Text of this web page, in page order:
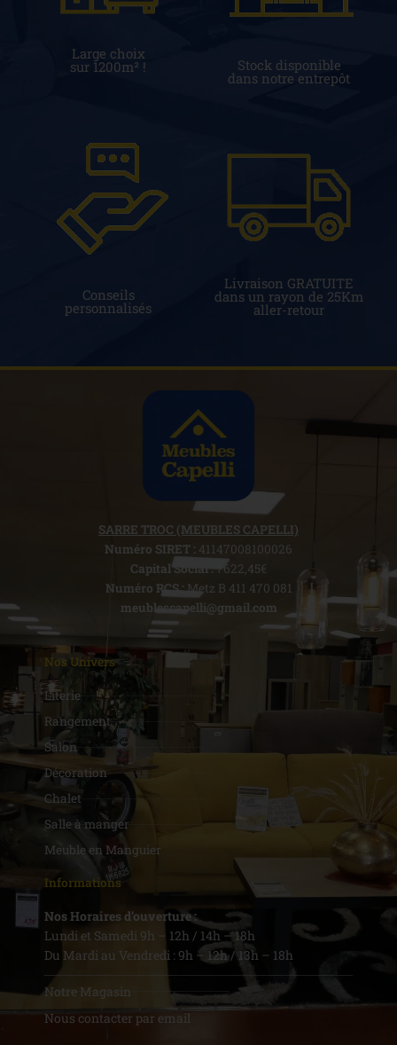
Large choix
sur 1200m² ! Stock disponible
dans notre entrepôt
Conseils
personnalisés
Livraison GRATUITE
dans un rayon de 25Km
aller-retour
SARRE TROC (MEUBLES CAPELLI)
Numéro SIRET : 41147008100026
Capital Social :7622,45€
Numéro RCS :Metz B 411 470 081
meublescapelli@gmail.com
Nos Univers
Literie
Rangement
Salon
Décoration
Chalet
Salle à manger
Meuble en Manguier
Informations
Nos Horaires d’ouverture :
Lundi et Samedi 9h – 12h / 14h – 18h
Du Mardi au Vendredi : 9h – 12h / 13h – 18h
Notre Magasin
Nous contacter par email